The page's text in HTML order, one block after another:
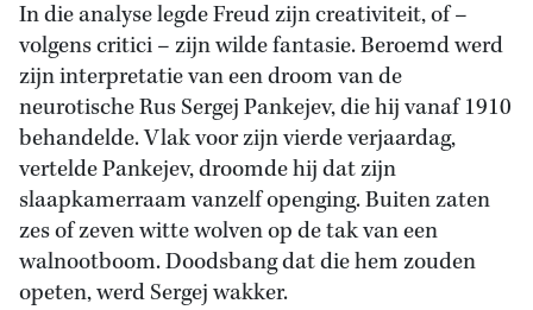
In die analyse legde Freud zijn creativiteit, of –
volgens critici – zijn wilde fantasie. Beroemd werd
zijn interpretatie van een droom van de
neurotische Rus Sergej Pankejev, die hij vanaf 1910
behandelde. Vlak voor zijn vierde verjaardag,
vertelde Pankejev, droomde hij dat zijn
slaapkamerraam vanzelf openging. Buiten zaten
zes of zeven witte wolven op de tak van een
walnootboom. Doodsbang dat die hem zouden
opeten, werd Sergej wakker.